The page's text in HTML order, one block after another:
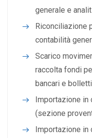
generale e
Riconciliazione
contabilità
Scarico
raccolta fondi
bancari e
Importazione in
(sezione
Importazione